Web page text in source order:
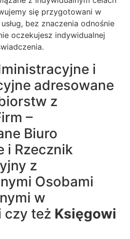
się przygotowani w
bez znaczenia odnośnie
oczekujesz indywidualnej
i
adresowane
z
–
Biuro
i Rzecznik
z
Osobami
w
czy też Księgowi